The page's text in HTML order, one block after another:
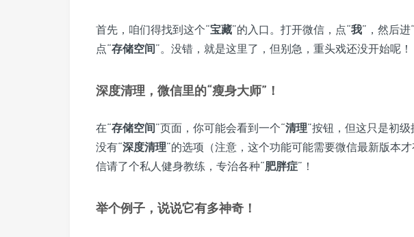
首先，咱们得找到这个“宝藏”的入口。打开微信，点“我”，然后进“
点“存储空间”。没错，就是这里了，但别急，重头戏还没开始呢！
深度清理，微信里的“瘦身大师”！
在“存储空间”页面，你可能会看到一个“清理”按钮，但这只是初
没有“深度清理”的选项（注意，这个功能可能需要微信最新版本
信请了个私人健身教练，专治各种“肥胖症”！
举个例子，说说它有多神奇！